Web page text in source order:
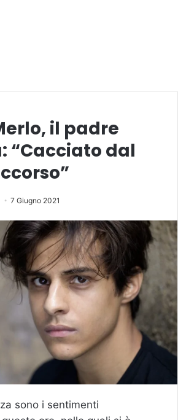
il padre
“Cacciato dal
7 Giugno 2021
sono i sentimenti